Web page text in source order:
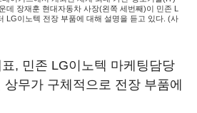
데 장재훈 현대자동차 사장(왼쪽 세번째)이 민존 L
LG이노텍 전장 부품에 대해 설명을 듣고 있다. (사
, 민존 LG이노텍 마케팅담당
무가 구체적으로 전장 부품에